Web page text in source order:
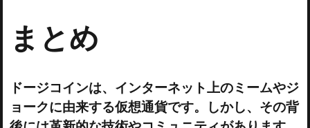
まとめ
ドージコインは、インターネット上のミームやジ
ョークに由来する仮想通貨です。しかし、その背